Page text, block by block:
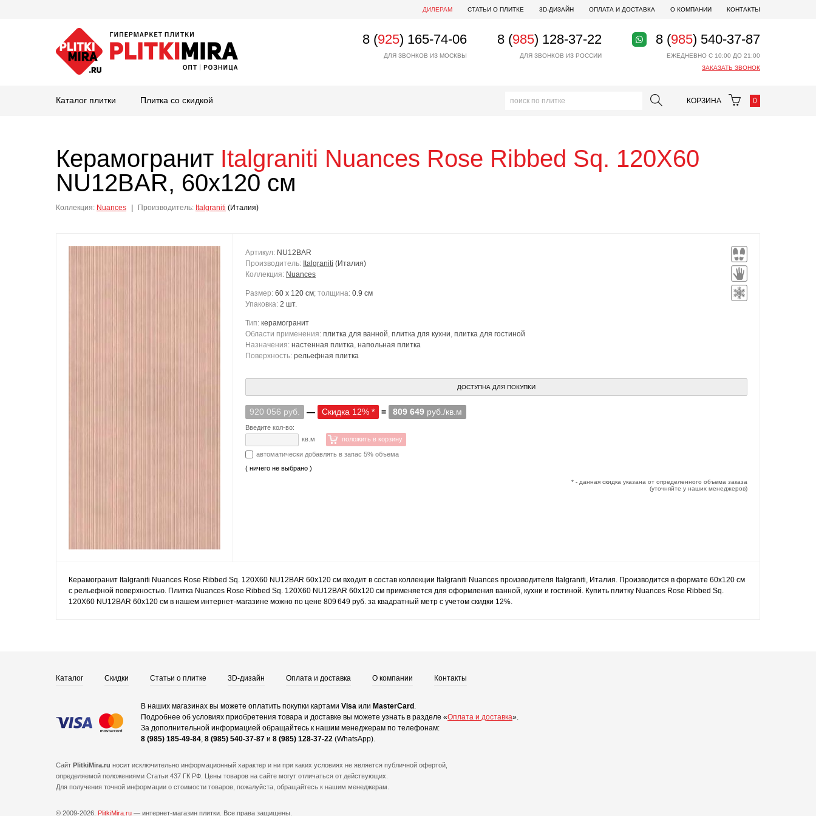
ДИЛЕРАМ СТАТЬИ О ПЛИТКЕ 3D-ДИЗАЙН ОПЛАТА И ДОСТАВКА О КОМПАНИИ КОНТАКТЫ
8 (925) 165-74-06
ДЛЯ ЗВОНКОВ ИЗ МОСКВЫ
8 (985) 128-37-22
ДЛЯ ЗВОНКОВ ИЗ РОССИИ
8 (985) 540-37-87
ЕЖЕДНЕВНО С 10:00 ДО 21:00
ЗАКАЗАТЬ ЗВОНОК
Каталог плитки Плитка со скидкой КОРЗИНА 0
Керамогранит Italgraniti Nuances Rose Ribbed Sq. 120X60
NU12BAR, 60x120 см
Коллекция: Nuances Производитель: Italgraniti (Италия)
Артикул: NU12BAR
Производитель: Italgraniti (Италия)
Коллекция: Nuances
Размер: 60 x 120 см; толщина: 0.9 см
Упаковка: 2 шт.
Тип: керамогранит
Области применения: плитка для ванной, плитка для кухни, плитка для гостиной
Назначения: настенная плитка, напольная плитка
Поверхность: рельефная плитка
ДОСТУПНА ДЛЯ ПОКУПКИ
920 056 руб. — Скидка 12% * = 809 649 руб./кв.м
Введите кол-во:
кв.м
положить в корзину
автоматически добавлять в запас 5% объема
( ничего не выбрано )
* - данная скидка указана от определенного объема заказа
(уточняйте у наших менеджеров)
Керамогранит Italgraniti Nuances Rose Ribbed Sq. 120X60 NU12BAR 60x120 см входит в состав коллекции Italgraniti Nuances производителя Italgraniti, Италия. Производится в формате 60x120 см
с рельефной поверхностью. Плитка Nuances Rose Ribbed Sq. 120X60 NU12BAR 60x120 см применяется для оформления ванной, кухни и гостиной. Купить плитку Nuances Rose Ribbed Sq.
120X60 NU12BAR 60x120 см в нашем интернет-магазине можно по цене 809 649 руб. за квадратный метр с учетом скидки 12%.
Каталог Скидки Статьи о плитке 3D-дизайн Оплата и доставка О компании Контакты
В наших магазинах вы можете оплатить покупки картами Visa или MasterCard .
Подробнее об условиях приобретения товара и доставке вы можете узнать в разделе «Оплата и доставка».
За дополнительной информацией обращайтесь к нашим менеджерам по телефонам:
8 (985) 185-49-84, 8 (985) 540-37-87 и 8 (985) 128-37-22 (WhatsApp).
Сайт PlitkiMira.ru носит исключительно информационный характер и ни при каких условиях не является публичной офертой,
определяемой положениями Статьи 437 ГК РФ. Цены товаров на сайте могут отличаться от действующих.
Для получения точной информации о стоимости товаров, пожалуйста, обращайтесь к нашим менеджерам.
© 2009-2026. PlitkiMira.ru — интернет-магазин плитки. Все права защищены.